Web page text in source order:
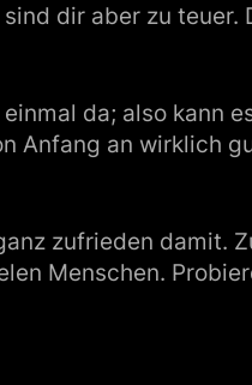
dir aber zu
da; also kann
Anfang an wirklich
zufrieden damit.
Menschen.